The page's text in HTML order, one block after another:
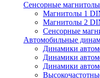
Сенсорные магнитолы
Магнитолы 1
Магнитолы 2
Сенсорные
Автомобильные
Динамики
Динамики
Динамики